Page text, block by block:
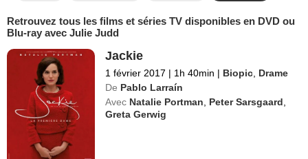
Retrouvez tous les films et séries TV disponibles en DVD ou
Blu-ray avec Julie Judd
Jackie
1 février 2017 | 1h 40min | Biopic Drame
De Pablo Larraín
Avec Natalie Portman Peter Sarsgaard
Greta Gerwig